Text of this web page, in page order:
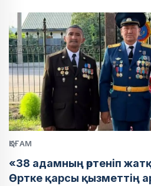
ҚОҒАМ
«38 адамның өртеніп
Өртке қарсы қызметтің